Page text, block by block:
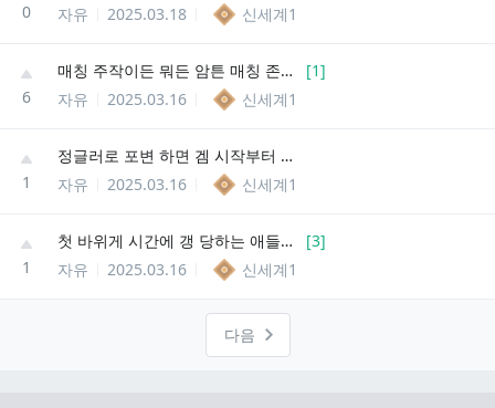
0
자유
2025.03.18 신세계1
6
매칭 주작이든 뭐든 암튼 매칭 존나 억까 있는 이유 [1]
자유
2025.03.16 신세계1
1
정글러로 포변 하면 겜 시작부터 꼴 받음
자유
2025.03.16 신세계1
1
첫 바위게 시간에 갱 당하는 애들은 뭔 생각으로 겜 함? [3]
자유
2025.03.16 신세계1
다음